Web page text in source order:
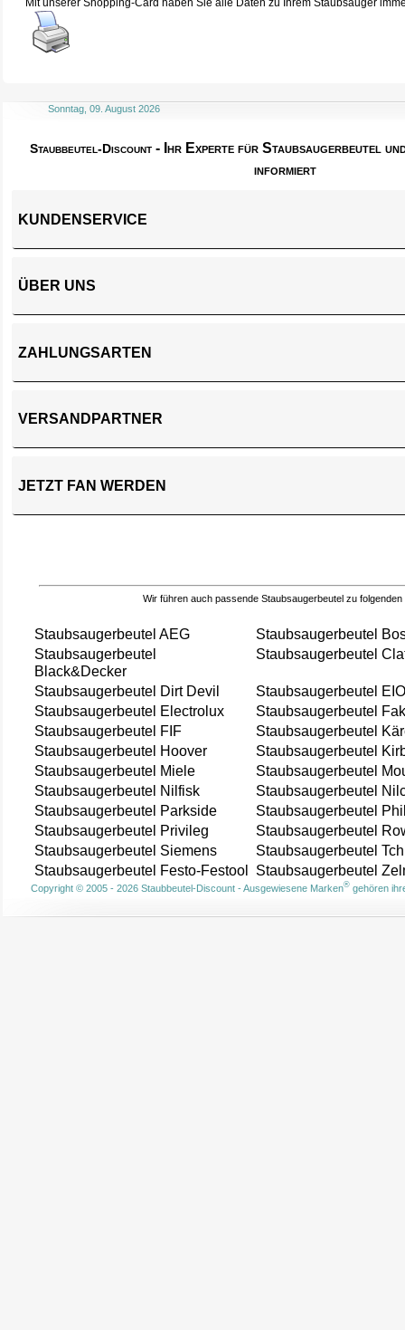
Mit unserer Shopping-Card haben Sie alle Daten zu Ihrem Staubsauger
Sonntag, 09. August 2026
Staubbeutel-Discount - Ihr Experte für Staubsaugerbeutel
informiert
KUNDENSERVICE
ÜBER UNS
ZAHLUNGSARTEN
VERSANDPARTNER
JETZT FAN WERDEN
Wir führen auch passende Staubsaugerbeutel zu folgenden
Staubsaugerbeutel AEG
Staubsaugerbeutel
Staubsaugerbeutel
Black&Decker
Staubsaugerbeutel
Staubsaugerbeutel Dirt Devil
Staubsaugerbeutel
Staubsaugerbeutel Electrolux
Staubsaugerbeutel
Staubsaugerbeutel FIF
Staubsaugerbeutel
Staubsaugerbeutel Hoover
Staubsaugerbeutel
Staubsaugerbeutel Miele
Staubsaugerbeutel
Staubsaugerbeutel Nilfisk
Staubsaugerbeutel
Staubsaugerbeutel Parkside
Staubsaugerbeutel
Staubsaugerbeutel Privileg
Staubsaugerbeutel
Staubsaugerbeutel Siemens
Staubsaugerbeutel
Staubsaugerbeutel Festo-Festool
Staubsaugerbeutel
Copyright © 2005 - 2026 Staubbeutel-Discount - Ausgewiesene Marken®gehören